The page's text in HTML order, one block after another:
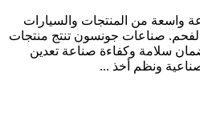
واسعة من المنتجات والسيارات
الفحم. صناعات جونسون تنتج منتجات
سلامة وكفاءة صناعة تعدين
ونظم أخذ ...